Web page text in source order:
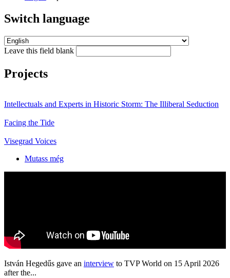
Switch language
Leave this field blank
Projects
Intellectuals and Experts in Historic Storm: The Illiberal Seduction
Facing the Tide
Visegrad Voices
Mutass még
István Hegedűs gave an interview to TVP World on 15 April 2026
after the...